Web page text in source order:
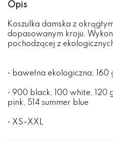
Opis
Koszulka damska z
dopasowanym kroju.
pochodzącej z
• bawełna ekologiczna, 160
• 900 black, 100 white, 120
pink, 514 summer blue
• XS–XXL